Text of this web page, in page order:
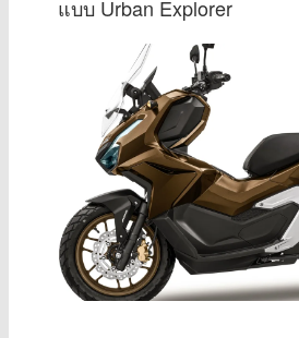
แบบ Urban Explorer